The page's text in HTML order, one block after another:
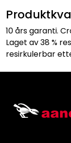
10 års garanti.
Laget av 38 %
resirkulerbar